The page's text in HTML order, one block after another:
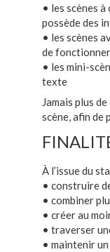
• les scènes
possède des
• les scènes
de
• les mini-
texte
Jamais plus
scène, afin de
À l’issue du
• construire
• combiner
• créer au
• traverser
• maintenir